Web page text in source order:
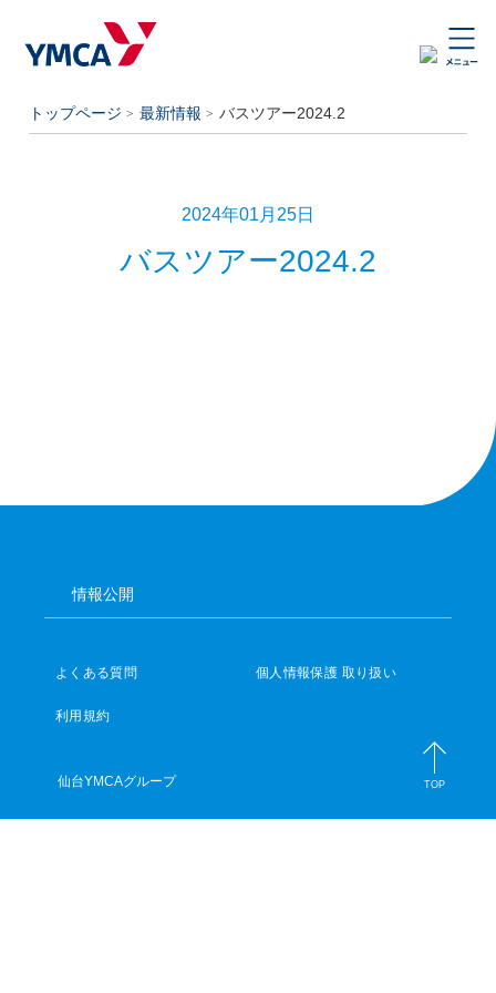
トップページ 最新情報 バスツアー2024.2
2024年01月25日
バスツアー2024.2
情報公開
よくある質問 個人情報保護 取り扱い
利用規約
仙台YMCAグループ TOP